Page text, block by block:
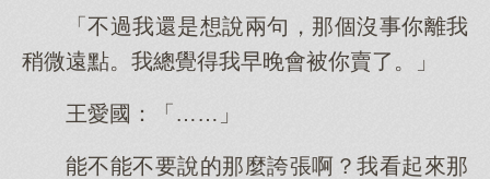
「不過我還是想說兩句，那個沒事你離我
稍微遠點。我總覺得我早晚會被你賣了。」
王愛國：「……」
能不能不要說的那麼誇張啊？我看起來那